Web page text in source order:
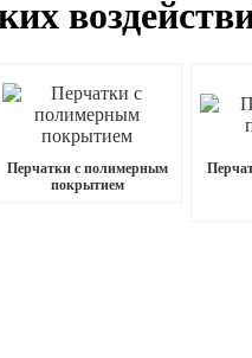
Перчатки с полимерным
покрытием